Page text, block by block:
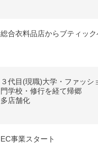
総合衣料品店からブティック
３代目(現職)大学・ファッシ
門学校・修行を経て帰郷
多店舗化
EC事業スタート